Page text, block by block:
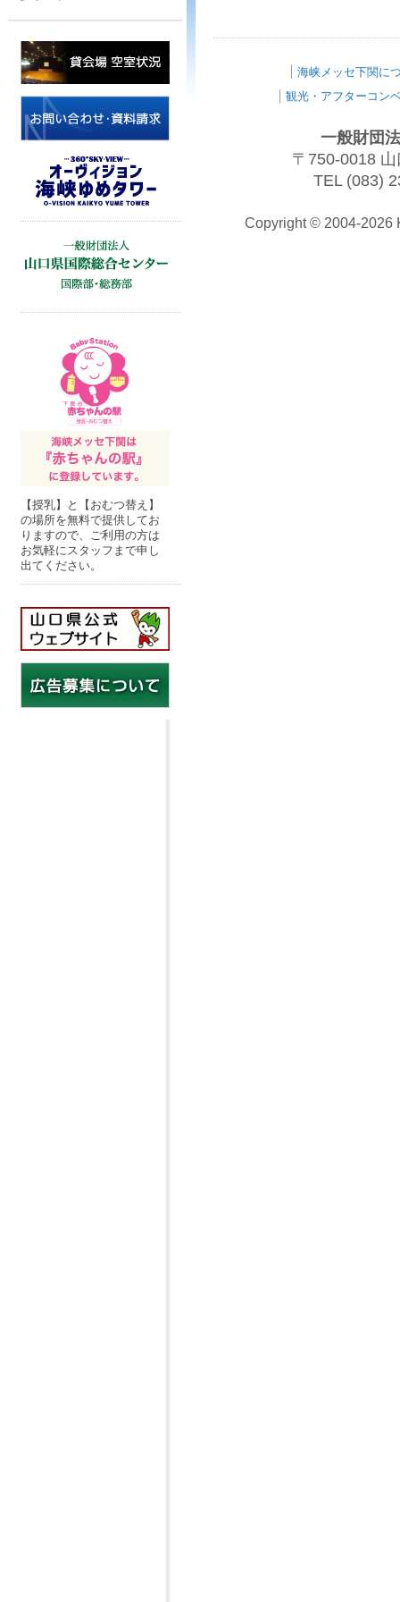
【授乳】と【おむつ替え】
の場所を無料で提供してお
りますので、ご利用の方は
お気軽にスタッフまで申し
出てください。
海峡メッセ下関に
観光・アフターコン
一般財団
〒750-0018
TEL (083)
Copyright © 2004-2026